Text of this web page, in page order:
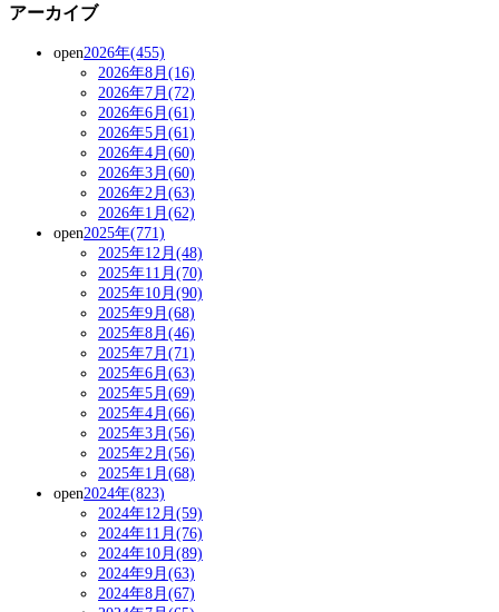
アーカイブ
open2026年(455)
2026年8月(16)
2026年7月(72)
2026年6月(61)
2026年5月(61)
2026年4月(60)
2026年3月(60)
2026年2月(63)
2026年1月(62)
open2025年(771)
2025年12月(48)
2025年11月(70)
2025年10月(90)
2025年9月(68)
2025年8月(46)
2025年7月(71)
2025年6月(63)
2025年5月(69)
2025年4月(66)
2025年3月(56)
2025年2月(56)
2025年1月(68)
open2024年(823)
2024年12月(59)
2024年11月(76)
2024年10月(89)
2024年9月(63)
2024年8月(67)